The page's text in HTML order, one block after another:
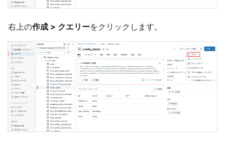
右上の作成 > クエリーをクリックします。